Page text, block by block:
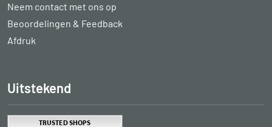
Neem contact met ons op
Beoordelingen & Feedback
Afdruk
Uitstekend